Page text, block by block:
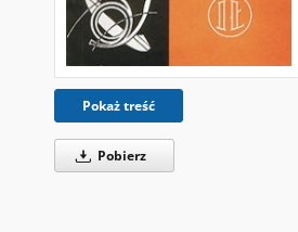
Pokaż treść
Pobierz